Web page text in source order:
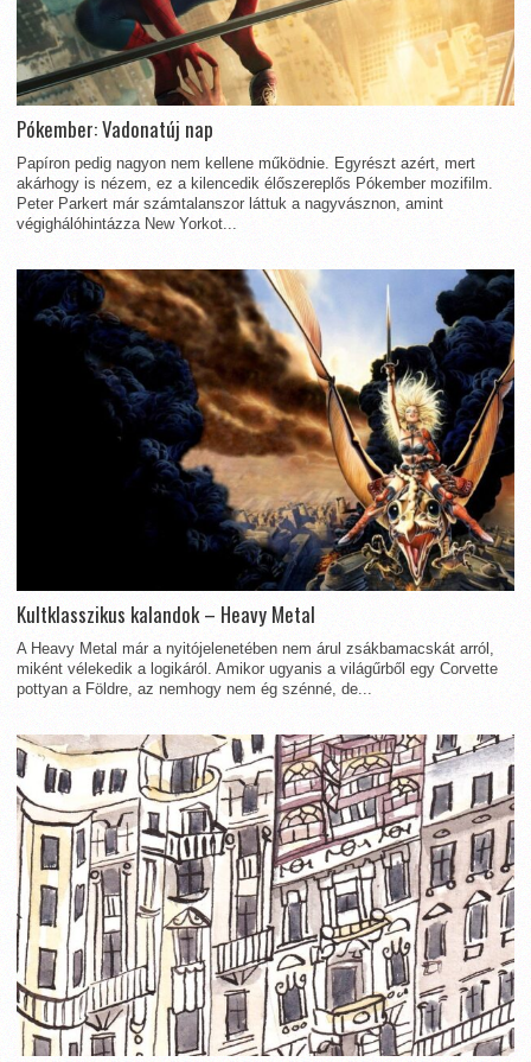
Pókember: Vadonatúj nap
Papíron pedig nagyon nem kellene működnie. Egyrészt azért, mert
akárhogy is nézem, ez a kilencedik élőszereplős Pókember mozifilm.
Peter Parkert már számtalanszor láttuk a nagyvásznon, amint
végighálóhintázza New Yorkot...
Kultklasszikus kalandok – Heavy Metal
A Heavy Metal már a nyitójelenetében nem árul zsákbamacskát arról,
miként vélekedik a logikáról. Amikor ugyanis a világűrből egy Corvette
pottyan a Földre, az nemhogy nem ég szénné, de...